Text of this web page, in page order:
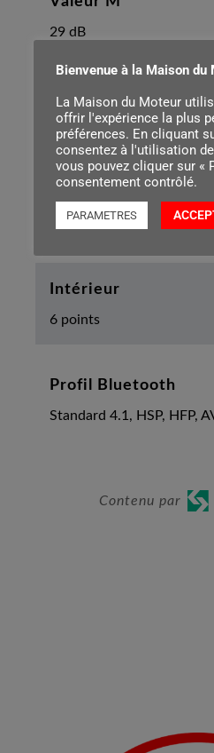
29 dB
Valeur L
21 dB
Intérieur
6 points
Profil Bluetooth
Standard 4.1, HSP, HFP,
Contenu par
Bienvenue à la Maison du
La Maison du Moteur
offrir l'expérience la plus
préférences. En cliquant
consentez à l'utilisation
vous pouvez cliquer sur «
consentement contrôlé.
PARAMETRES